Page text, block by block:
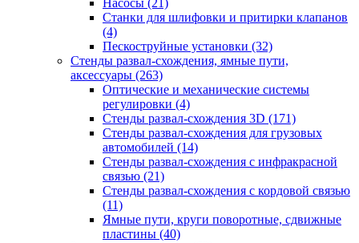
Насосы (21)
Станки для шлифовки и притирки клапанов
(4)
Пескоструйные установки (32)
Стенды развал-схождения, ямные пути,
аксессуары (263)
Оптические и механические системы
регулировки (4)
Стенды развал-схождения 3D (171)
Стенды развал-схождения для грузовых
автомобилей (14)
Стенды развал-схождения с инфракрасной
связью (21)
Стенды развал-схождения с кордовой связью
(11)
Ямные пути, круги поворотные, сдвижные
пластины (40)